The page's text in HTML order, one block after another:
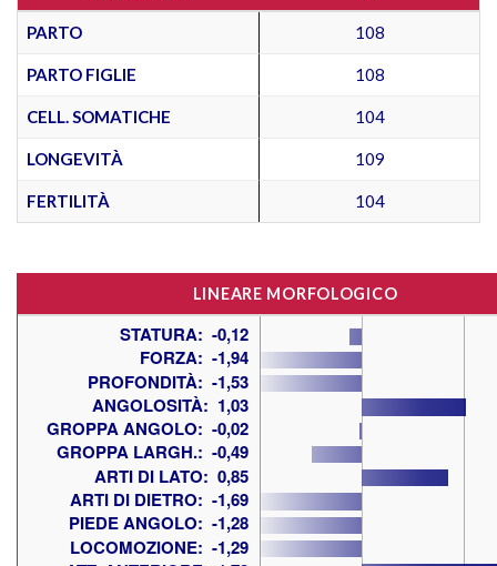
PARTO 108
PARTO FIGLIE 108
CELL. SOMATICHE 104
LONGEVITÀ 109
FERTILITÀ 104
LINEARE MORFOLOGICO